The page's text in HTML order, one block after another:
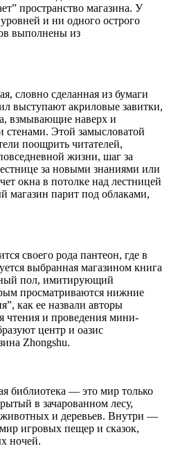
пространство магазина. У
и ни одного острого
выполнены из
словно сделанная из бумаги
выступают акриловые завитки,
взмывающие наверх и
стенами. Этой замысловатой
поощрить читателей,
жизни, шаг за
за новыми знаниями или
окна в потолке над лестницей
парит под облаками,
своего рода пантеон, где в
выбранная магазином книга
пол, имитирующий
просматриваются нижние
как ее назвали авторы
чтения и проведения мини-
центр и оазис
Zhongshu.
библиотека — это мир только
в зачарованном лесу,
и деревьев. Внутри —
игровых пещер и сказок,
ночей.